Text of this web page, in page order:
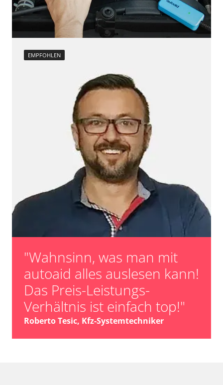
EMPFOHLEN
"Wahnsinn, was man mit
autoaid alles auslesen kann!
Das Preis-Leistungs-
Verhältnis ist einfach top!"
Roberto Tesic, Kfz-Systemtechniker